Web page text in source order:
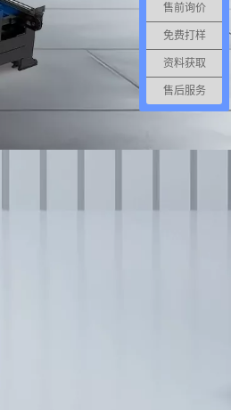
售前询价
免费打样
资料获取
售后服务